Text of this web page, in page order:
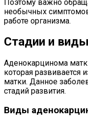
Поэтому важно
необычных
работе организма.
Стадии и
Аденокарцинома
которая развивается
матки. Данное
стадий развития.
Виды